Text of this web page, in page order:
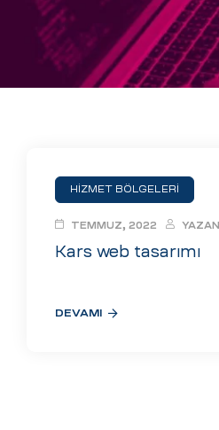
HİZMET BÖLGELERİ
Kars web tasarımı
TEMMUZ, 2022 YAZAN
DEVAMI